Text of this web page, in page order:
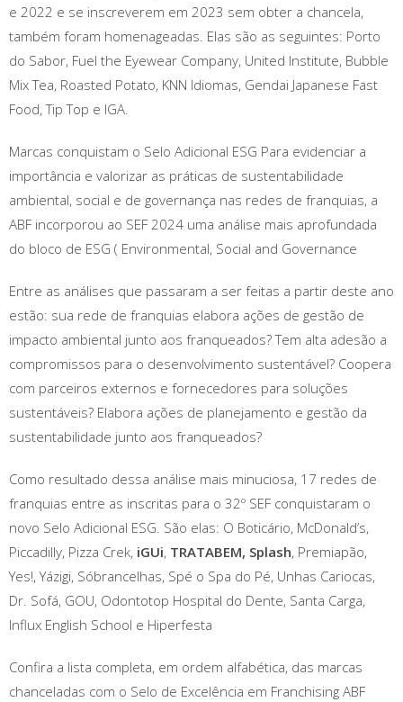
e 2022 e se inscreverem em 2023 sem obter a chancela,
também foram homenageadas. Elas são as seguintes: Porto
do Sabor, Fuel the Eyewear Company, United Institute, Bubble
Mix Tea, Roasted Potato, KNN Idiomas, Gendai Japanese Fast
Food, Tip Top e IGA.
Marcas conquistam o Selo Adicional ESG Para evidenciar a
importância e valorizar as práticas de sustentabilidade
ambiental, social e de governança nas redes de franquias, a
ABF incorporou ao SEF 2024 uma análise mais aprofundada
do bloco de ESG ( Environmental, Social and Governance
Entre as análises que passaram a ser feitas a partir deste ano
estão: sua rede de franquias elabora ações de gestão de
impacto ambiental junto aos franqueados? Tem alta adesão a
compromissos para o desenvolvimento sustentável? Coopera
com parceiros externos e fornecedores para soluções
sustentáveis? Elabora ações de planejamento e gestão da
sustentabilidade junto aos franqueados?
Como resultado dessa análise mais minuciosa, 17 redes de
franquias entre as inscritas para o 32º SEF conquistaram o
novo Selo Adicional ESG. São elas: O Boticário, McDonald’s,
Piccadilly, Pizza Crek, iGUi, TRATABEM, Splash, Premiapão,
Yes!, Yázigi, Sóbrancelhas, Spé o Spa do Pé, Unhas Cariocas,
Dr. Sofá, GOU, Odontotop Hospital do Dente, Santa Carga,
Influx English School e Hiperfesta
Confira a lista completa, em ordem alfabética, das marcas
chanceladas com o Selo de Excelência em Franchising ABF